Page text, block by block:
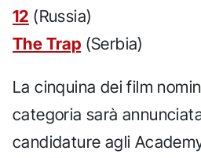
12 (Russia)
The Trap (Serbia)
La cinquina dei film
categoria sarà
candidature agli